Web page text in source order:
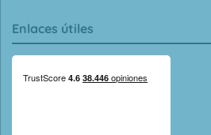
Enlaces útiles